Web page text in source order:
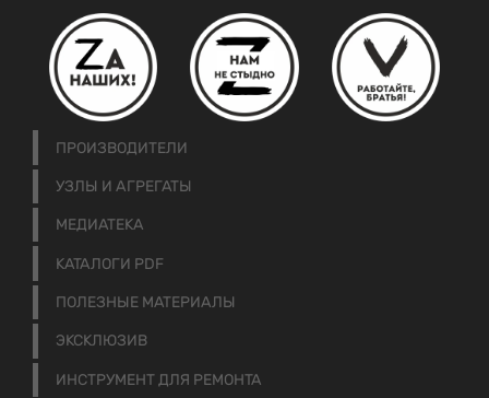
ПРОИЗВОДИТЕЛИ
УЗЛЫ И АГРЕГАТЫ
МЕДИАТЕКА
КАТАЛОГИ PDF
ПОЛЕЗНЫЕ МАТЕРИАЛЫ
ЭКСКЛЮЗИВ
ИНСТРУМЕНТ ДЛЯ РЕМОНТА